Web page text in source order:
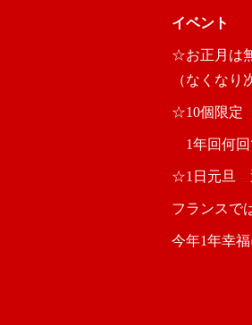
イベント
☆お正月は
（なくなり
☆10個限定
1年回何回
☆1日元旦
フランスで
今年1年幸